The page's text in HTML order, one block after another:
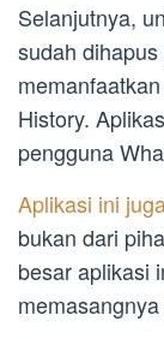
Selanjutnya,
sudah
History.
pengguna
Aplikasi ini
bukan dari
besar aplikasi